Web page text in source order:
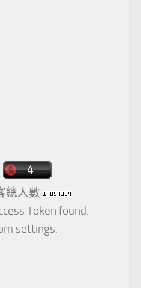
總人數
Token found.
settings.